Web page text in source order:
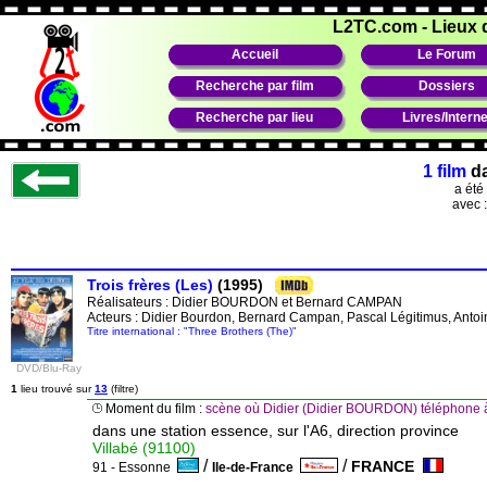
L2TC.com - Lieux
Accueil Le Forum
Recherche par film Dossiers
Recherche par lieu Livres/
1 film
a
avec
DVD/Blu-Ray
Trois frères (Les) (1995)
Réalisateurs : Didier BOURDON et Bernard CAMPAN
Acteurs : Didier Bourdon, Bernard Campan, Pascal Légitimus,
Titre international : "Three Brothers (The)"
1 lieu trouvé sur13 (filtre)
Moment du film : scène où Didier (Didier BOURDON)
dans une station essence, sur l'A6, direction province
Villabé (91100)
91 - Essonne / Ile-de-France / FRANCE